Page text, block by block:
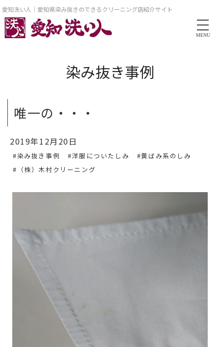
愛知洗い人｜愛知県染み抜きのできるクリーニング店紹介サイト
MENU
染み抜き事例
唯一の・・・
2019年12月20日
#染み抜き事例 #洋服についたしみ
#黄ばみ系のしみ
#（株）木村クリーニング